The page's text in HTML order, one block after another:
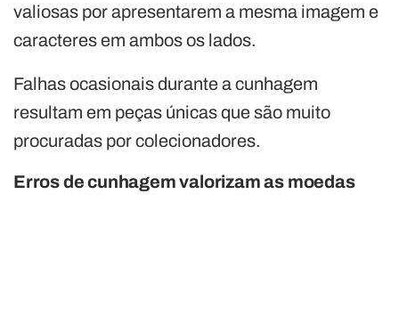
valiosas por apresentarem a mesma imagem e
caracteres em ambos os lados.
Falhas ocasionais durante a cunhagem
resultam em peças únicas que são muito
procuradas por colecionadores.
Erros de cunhagem valorizam as moedas